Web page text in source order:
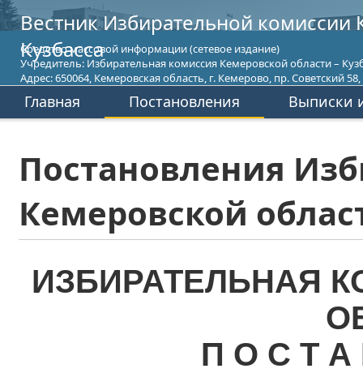
Вестник Избирательной комиссии
Кузбасса
Средство массовой информации (сетевое издание)
Учредитель: Избирательная комиссия Кемеровской области –
Адрес: 650064, Кемеровская область, г. Кемерово, пр. Советский 58,
Главная Постановления Выписки
Постановления
Кемеровской
ИЗБИРАТЕЛЬНАЯ
П О С Т А